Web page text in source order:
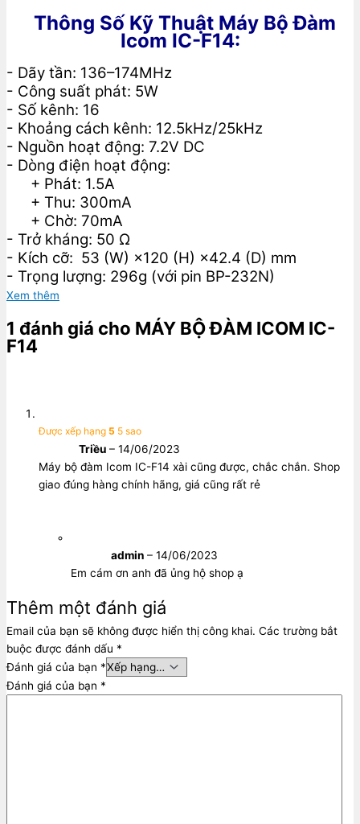
Thông Số Kỹ Thuật Máy Bộ Đàm
Icom IC-F14:
- Dãy tần: 136–174MHz
- Công suất phát: 5W
- Số kênh: 16
- Khoảng cách kênh: 12.5kHz/25kHz
- Nguồn hoạt động: 7.2V DC
- Dòng điện hoạt động:
+ Phát: 1.5A
+ Thu: 300mA
+ Chờ: 70mA
- Trở kháng: 50 Ω
- Kích cỡ: 53 (W) ×120 (H) ×42.4 (D) mm
- Trọng lượng: 296g (với pin BP-232N)
Xem thêm
1 đánh giá cho MÁY BỘ ĐÀM ICOM IC-
F14
Được xếp hạng 5 5 sao
Triều – 14/06/2023
Máy bộ đàm Icom IC-F14 xài cũng được, chắc chắn. Shop
giao đúng hàng chính hãng, giá cũng rất rẻ
admin – 14/06/2023
Em cám ơn anh đã ủng hộ shop ạ
Thêm một đánh giá
Email của bạn sẽ không được hiển thị công khai. Các trường bắt
buộc được đánh dấu *
Đánh giá của bạn *
Đánh giá của bạn *